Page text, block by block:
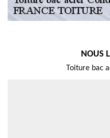
NOUS
Toiture bac